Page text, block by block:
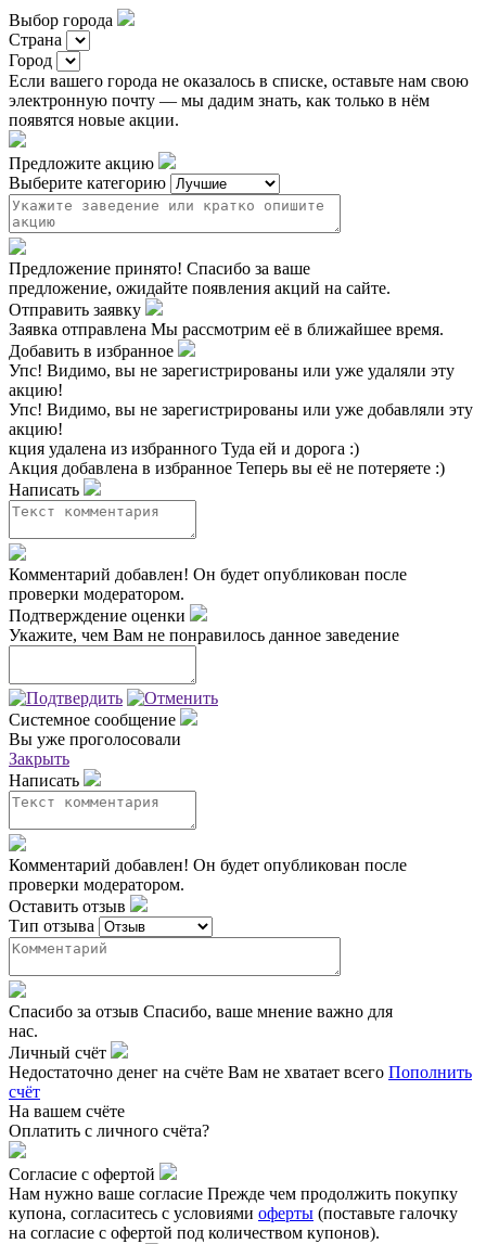
Выбор города
Страна
Город
Если вашего города не оказалось в списке, оставьте нам свою
электронную почту — мы дадим знать, как только в нём
появятся новые акции.
Предложите акцию
Выберите категорию
Предложение принято! Спасибо за ваше
предложение, ожидайте появления акций на сайте.
Отправить заявку
Заявка отправлена Мы рассмотрим её в ближайшее время.
Добавить в избранное
Упс! Видимо, вы не зарегистрированы или уже удаляли эту
акцию!
Упс! Видимо, вы не зарегистрированы или уже добавляли эту
акцию!
кция удалена из избранного Туда ей и дорога :)
Акция добавлена в избранное Теперь вы её не потеряете :)
Написать
Комментарий добавлен! Он будет опубликован после
проверки модератором.
Подтверждение оценки
Укажите, чем Вам не понравилось данное заведение
Системное сообщение
Вы уже проголосовали
Закрыть
Написать
Комментарий добавлен! Он будет опубликован после
проверки модератором.
Оставить отзыв
Тип отзыва
Спасибо за отзыв Спасибо, ваше мнение важно для
нас.
Личный счёт
Недостаточно денег на счёте Вам не хватает всего Пополнить
счёт
На вашем счёте
Оплатить с личного счёта?
Согласие с офертой
Нам нужно ваше согласие Прежде чем продолжить покупку
купона, согласитесь с условиями оферты (поставьте галочку
на согласие с офертой под количеством купонов).